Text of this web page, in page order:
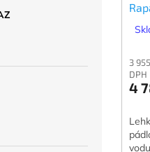
s
3
DPH
4